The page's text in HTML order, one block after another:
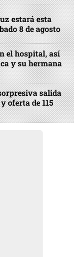
estará esta
8 de agosto
el hospital, así
y su hermana
salida
oferta de 115